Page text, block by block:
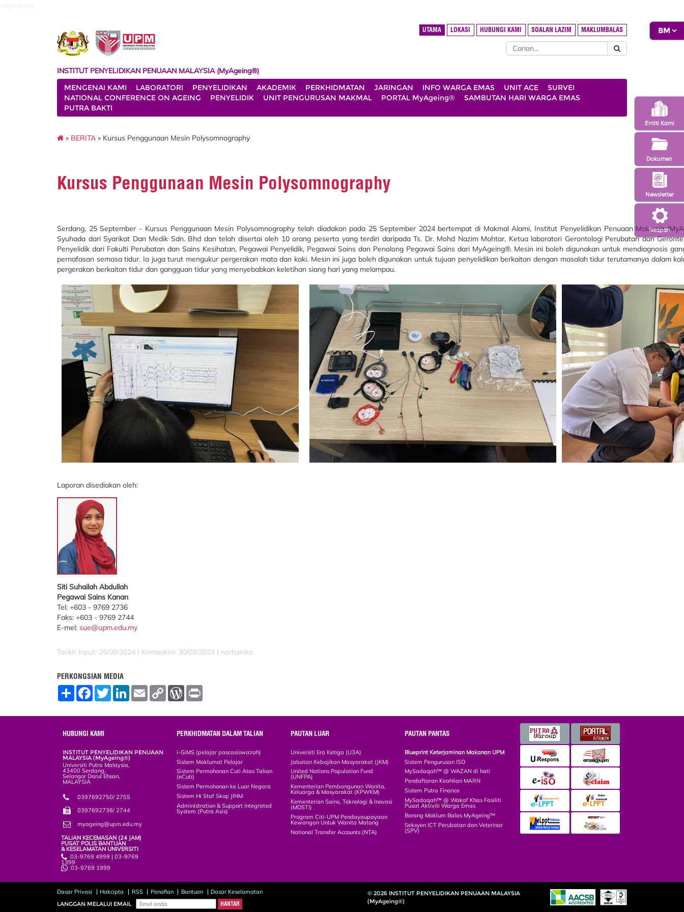
Tetapan
Newsletter
Entiti Kami
Dokumen
UTAMA LOKASI HUBUNGI KAMI SOALAN LAZIM MAKLUMBALAS
INSTITUT PENYELIDIKAN PENUAAN MALAYSIA (MyAgeing®)
MENGENAI KAMI
LABORATORI PENYELIDIKAN AKADEMIK PERKHIDMATAN JARINGAN INFO WARGA EMAS UNIT ACE
SURVEI
NATIONAL CONFERENCE ON AGEING
PENYELIDIK UNIT PENGURUSAN MAKMAL PORTAL MyAgeing®
SAMBUTAN HARI WARGA EMAS
PUTRA BAKTI
» BERITA » Kursus Penggunaan Mesin Polysomnography
Kursus Penggunaan Mesin Polysomnography
Serdang, 25 September - Kursus Penggunaan Mesin Polysomnography telah diadakan pada 25 September 2024 bertempat di Makmal Alami, Institut Penyelidikan Penuaan Malaysia
Syuhada dari Syarikat Dan Medik Sdn. Bhd dan telah disertai oleh 10 orang peserta yang terdiri daripada Ts. Dr. Mohd Nazim Mohtar, Ketua laboratori Gerontologi Perubatan dan
Penyelidik dari Fakulti Perubatan dan Sains Kesihatan, Pegawai Penyelidik, Pegawai Sains dan Penolong Pegawai Sains dari MyAgeing®. Mesin ini boleh digunakan untuk mendiagnosis
pernafasan semasa tidur. Ia juga turut mengukur pergerakan mata dan kaki. Mesin ini juga boleh digunakan untuk tujuan penyelidikan berkaitan dengan masalah tidur terutamanya dalam
pergerakan berkaitan tidur dan gangguan tidur yang menyebabkan keletihan siang hari yang melampau.
Laporan disediakan oleh:
Siti Suhailah Abdullah
Pegawai Sains Kanan
Tel: +603 - 9769 2736
Faks: +603 - 9769 2744
E-mel: sue@upm.edu.my
Tarikh Input: 25/09/2024 | Kemaskini: 30/09/2024 | norhanika
PERKONGSIAN MEDIA
S
F
o
o
T
w
L
E
m
C
W
r
e
s
HUBUNGI KAMI
INSTITUT PENYELIDIKAN PENUAAN
MALAYSIA (MyAgeing®)
Universiti Putra Malaysia,
43400 Serdang,
Selangor Darul Ehsan,
MALAYSIA
0397692750/ 2755
0397692738/ 2744
myageing@upm.edu.my
TALIAN KECEMASAN (24 JAM)
PUSAT POLIS BANTUAN
& KESELAMATAN UNIVERSITI
03-9769 4999 | 03-9769
1399
03-9769 1999
PERKHIDMATAN DALAM TALIAN
i-GIMS (pelajar pascasiswazah)
Sistem Maklumat Pelajar
Sistem Permohonan Cuti Atas Talian
(eCuti)
Sistem Permohonan ke Luar Negara
Sistem Hi Staf Skop JINM
Administration & Support Integrated
System (Putra Asis)
PAUTAN LUAR
Universiti Era Ketiga (U3A)
Jabatan Kebajikan Masyarakat (JKM)
United Nations Population Fund
(UNFPA)
Kementerian Pembangunan Wanita,
Keluarga & Masyarakat (KPWKM)
Kementerian Sains, Teknologi & Inovasi
(MOSTI)
Program Citi-UPM Pendayaupayaan
Kewangan Untuk Wanita Matang
National Transfer Accounts (NTA)
PAUTAN PANTAS
Blueprint Keterjaminan Makanan UPM
Sistem Pengurusan ISO
MySadaqah™ @ WAZAN di hati
Pendaftaran Keahlian MARN
Sistem Putra Finance
MySadaqah™ @ Wakaf Khas Fasiliti
Pusat Aktiviti Warga Emas
Borang Maklum Balas MyAgeing™
Seksyen ICT Perubatan dan Veterinar
(SPV)
Dasar Privasi Hakcipta RSS Penafian Bantuan
Dasar Keselamatan
LANGGAN MELALUI EMAIL
© 2026 INSTITUT PENYELIDIKAN PENUAAN MALAYSIA
(MyAgeing®)